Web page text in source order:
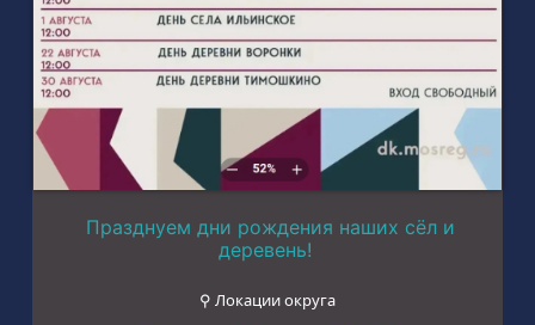
Празднуем дни рождения наших сёл и
деревень!
⚲ Локации округа